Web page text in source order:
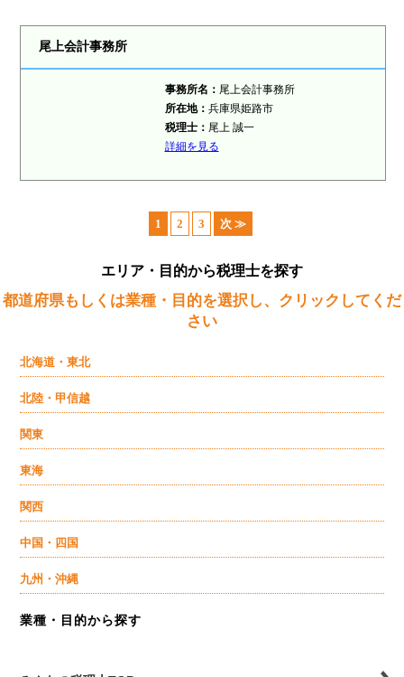
尾上会計事務所
事務所名： 尾上会計事務所
所在地： 兵庫県姫路市
税理士： 尾上 誠一
詳細を見る
1 2 3 次 ≫
エリア・目的から税理士を探す
都道府県もしくは業種・目的を選択し、クリックしてくだ
さい
北海道・東北
北陸・甲信越
関東
東海
関西
中国・四国
九州・沖縄
業種・目的から探す